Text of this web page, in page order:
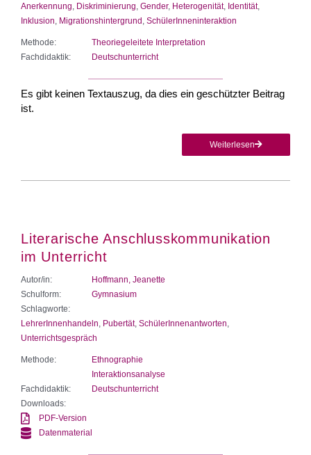
Anerkennung Diskriminierung Gender, Heterogenität, Identität,
Inklusion Migrationshintergrund SchülerInneninteraktion
Methode:
Theoriegeleitete Interpretation
Fachdidaktik:
Deutschunterricht
Es gibt keinen Textauszug, da dies ein geschützter Beitrag
ist.
Weiterlesen
Literarische Anschlusskommunikation
im Unterricht
Autor/in:
Hoffmann, Jeanette
Schulform:
Gymnasium
Schlagworte:
LehrerInnenhandeln Pubertät, SchülerInnenantworten
Unterrichtsgespräch
Methode:
Ethnographie
Interaktionsanalyse
Fachdidaktik:
Deutschunterricht
Downloads:
PDF-Version
Datenmaterial